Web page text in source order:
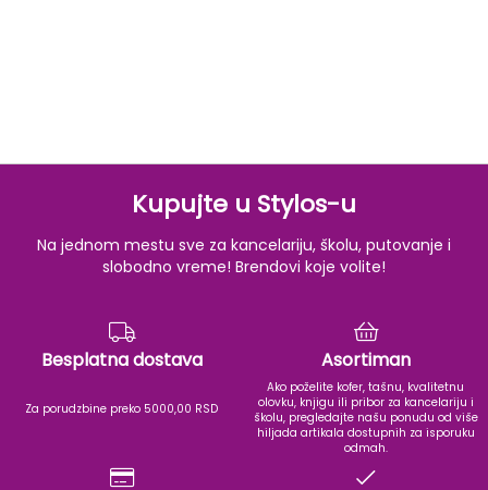
Kupujte u Stylos-u
Na jednom mestu sve za kancelariju, školu, putovanje i
slobodno vreme! Brendovi koje volite!
Besplatna dostava
Za porudzbine preko 5000,00 RSD
Asortiman
Ako poželite kofer, tašnu, kvalitetnu
olovku, knjigu ili pribor za kancelariju i
školu, pregledajte našu ponudu od više
hiljada artikala dostupnih za isporuku
odmah.